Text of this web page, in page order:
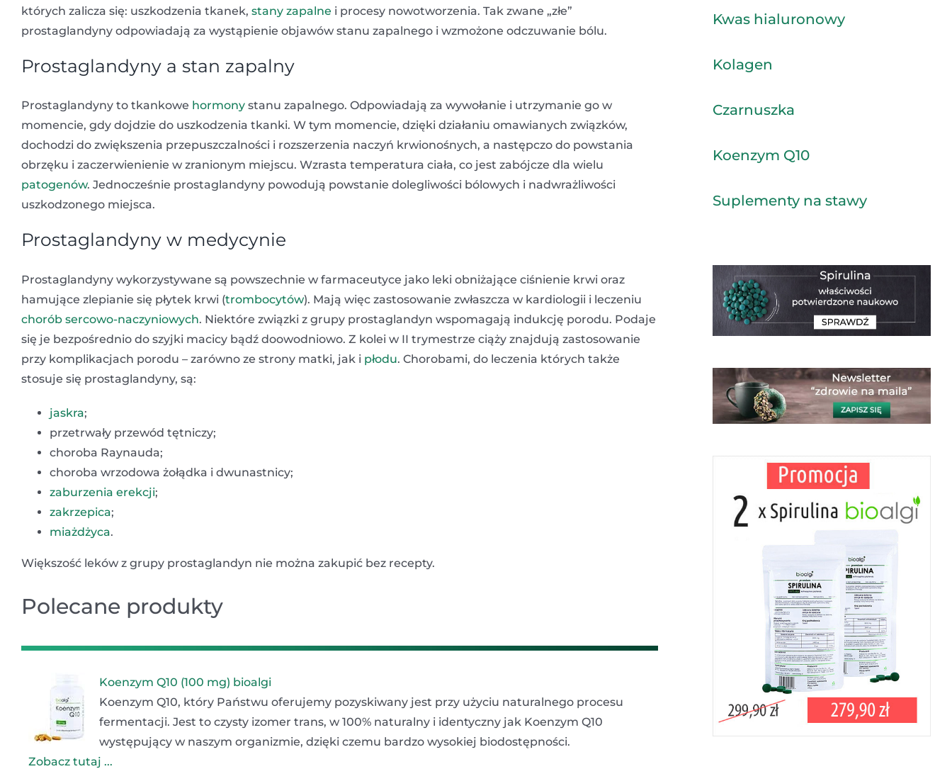
których zalicza się: uszkodzenia tkanek, stany zapalne i procesy nowotworzenia. Tak zwane „złe”
prostaglandyny odpowiadają za wystąpienie objawów stanu zapalnego i wzmożone odczuwanie bólu.
Prostaglandyny a stan zapalny
Prostaglandyny to tkankowe hormony stanu zapalnego. Odpowiadają za wywołanie i utrzymanie go w
momencie, gdy dojdzie do uszkodzenia tkanki. W tym momencie, dzięki działaniu omawianych związków,
dochodzi do zwiększenia przepuszczalności i rozszerzenia naczyń krwionośnych, a następczo do powstania
obrzęku i zaczerwienienie w zranionym miejscu. Wzrasta temperatura ciała, co jest zabójcze dla wielu
patogenów. Jednocześnie prostaglandyny powodują powstanie dolegliwości bólowych i nadwrażliwości
uszkodzonego miejsca.
Prostaglandyny w medycynie
Prostaglandyny wykorzystywane są powszechnie w farmaceutyce jako leki obniżające ciśnienie krwi oraz
hamujące zlepianie się płytek krwi (trombocytów). Mają więc zastosowanie zwłaszcza w kardiologii i leczeniu
chorób sercowo-naczyniowych. Niektóre związki z grupy prostaglandyn wspomagają indukcję porodu. Podaje
się je bezpośrednio do szyjki macicy bądź doowodniowo. Z kolei w II trymestrze ciąży znajdują zastosowanie
przy komplikacjach porodu – zarówno ze strony matki, jak i płodu. Chorobami, do leczenia których także
stosuje się prostaglandyny, są:
jaskra;
przetrwały przewód tętniczy;
choroba Raynauda;
choroba wrzodowa żołądka i dwunastnicy;
zaburzenia erekcji;
zakrzepica;
miażdżyca.
Większość leków z grupy prostaglandyn nie można zakupić bez recepty.
Polecane produkty
Koenzym Q10 (100 mg) bioalgi
Koenzym Q10, który Państwu oferujemy pozyskiwany jest przy użyciu naturalnego procesu
fermentacji. Jest to czysty izomer trans, w 100% naturalny i identyczny jak Koenzym Q10
występujący w naszym organizmie, dzięki czemu bardzo wysokiej biodostępności.
Zobacz tutaj ...
Kwas hialuronowy
Kolagen
Czarnuszka
Koenzym Q10
Suplementy na stawy